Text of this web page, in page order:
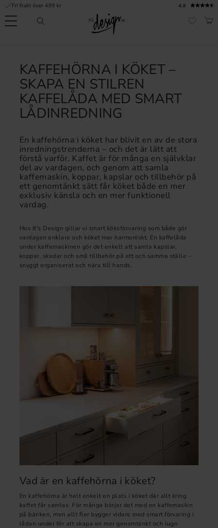
Meny
4.8
Fri frakt över 499 kr
KAFFEHÖRNA I KÖKET –
SKAPA EN STILREN
KAFFELÅDA MED SMART
LÅDINREDNING
En kaffehörna i köket har blivit en av de stora
inredningstrenderna – och det är lätt att
förstå varför. Kaffet är för många en självklar
del av vardagen, och genom att samla
kaffemaskin, koppar, kapslar och tillbehör på
ett genomtänkt sätt får köket både en mer
exklusiv känsla och en mer funktionell
vardag.
Hos It's Design gillar vi smart köksförvaring som både gör
vardagen enklare och köket mer harmoniskt. En kaffelåda
under kaffemaskinen gör det enkelt att samla kapslar,
koppar, skedar och små tillbehör på ett och samma ställe –
snyggt organiserat och nära till hands.
Vad är en kaffehörna i köket?
En kaffehörna är helt enkelt en plats i köket där allt kring
kaffet får samlas. För många börjar det med en kaffemaskin
på bänken, men allt fler bygger vidare med smart förvaring i
lådan under för att skapa en mer genomtänkt och lugn
Vanliga frågor
Inspiration & Tips
sidor |
It's
Design